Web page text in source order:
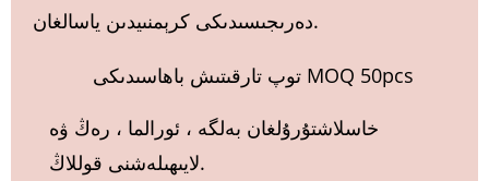
دەرىجىسىدىكى كرېمنىيدىن ياسالغان.
توپ تارقىتىش باھاسىدىكى MOQ 50pcs
خاسلاشتۇرۇلغان بەلگە ، ئورالما ، رەڭ ۋە
لايىھىلەشنى قوللاڭ.